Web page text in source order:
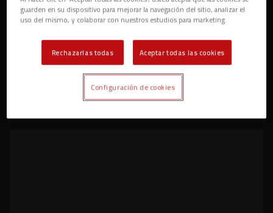
guarden en su dispositivo para mejorar la navegación del sitio, analizar el
uso del mismo, y colaborar con nuestros estudios para marketing.
Rechazarlas todas Aceptar todas las cookies
Configuración de cookies